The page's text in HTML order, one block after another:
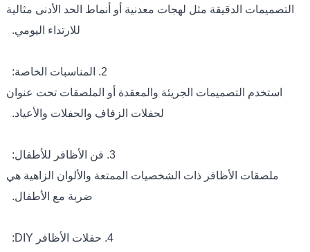
التصميمات الدقيقة مثل لهجات معدنية أو أنماط الحد الأدنى مثالية
للارتداء اليومي.
2. المناسبات الخاصة:
استخدم التصميمات الجريئة والمعقدة أو الملصقات تحت عنوان
لحفلات الزفاف والحفلات والأعياد.
3. فن الأظافر للأطفال:
ملصقات الأظافر ذات الشخصيات الممتعة والألوان الزاهية هي
ضربة مع الأطفال.
4. حفلات الأظافر DIY: